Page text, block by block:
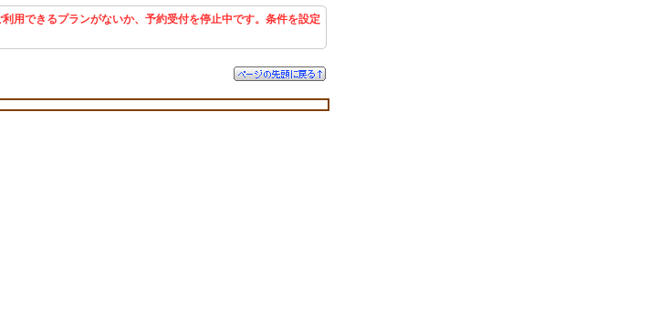
用できるプランがないか、予約受付を停止中です。条件を設定